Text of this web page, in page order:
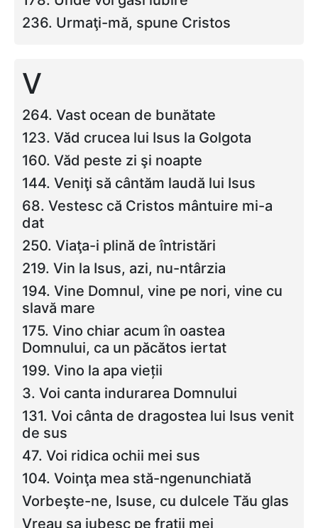
236. Urmaţi-mă, spune Cristos
V
264. Vast ocean de bunătate
123. Văd crucea lui Isus la Golgota
160. Văd peste zi şi noapte
144. Veniţi să cântăm laudă lui Isus
68. Vestesc că Cristos mântuire mi-a
dat
250. Viaţa-i plină de întristări
219. Vin la Isus, azi, nu-ntârzia
194. Vine Domnul, vine pe nori, vine cu
slavă mare
175. Vino chiar acum în oastea
Domnului, ca un păcătos iertat
199. Vino la apa vieții
3. Voi canta indurarea Domnului
131. Voi cânta de dragostea lui Isus venit
de sus
47. Voi ridica ochii mei sus
104. Voinţa mea stă-ngenunchiată
Vorbeşte-ne, Isuse, cu dulcele Tău glas
Vreau sa iubesc pe fratii mei